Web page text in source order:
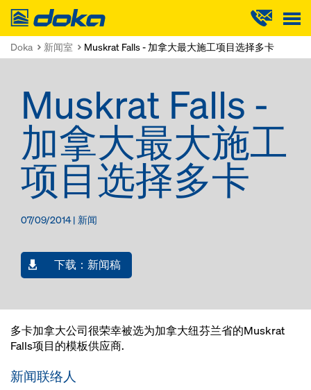
Doka
Doka 新闻室 Muskrat Falls - 加拿大最大施工项目选择多卡
Muskrat Falls -
加拿大最大施工
项目选择多卡
07/09/2014 | 新闻
下载：新闻稿
多卡加拿大公司很荣幸被选为加拿大纽芬兰省的Muskrat
Falls项目的模板供应商.
新闻联络人